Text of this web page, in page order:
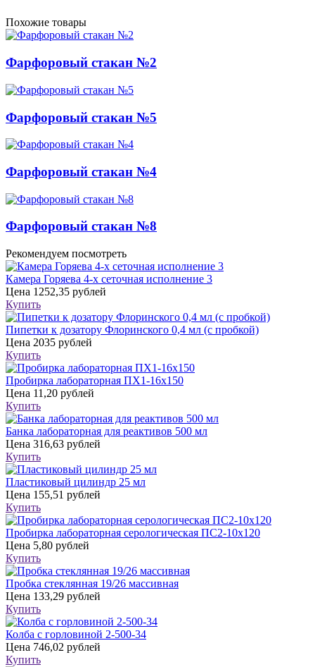
Похожие товары
Фарфоровый стакан №2
Фарфоровый стакан №5
Фарфоровый стакан №4
Фарфоровый стакан №8
Рекомендуем посмотреть
Камера Горяева 4-х сеточная исполнение 3
Цена 1252,35 рублей
Купить
Пипетки к дозатору Флоринского 0,4 мл (с пробкой)
Цена 2035 рублей
Купить
Пробирка лабораторная ПХ1-16х150
Цена 11,20 рублей
Купить
Банка лабораторная для реактивов 500 мл
Цена 316,63 рублей
Купить
Пластиковый цилиндр 25 мл
Цена 155,51 рублей
Купить
Пробирка лабораторная серологическая ПС2-10х120
Цена 5,80 рублей
Купить
Пробка стеклянная 19/26 массивная
Цена 133,29 рублей
Купить
Колба с горловиной 2-500-34
Цена 746,02 рублей
Купить